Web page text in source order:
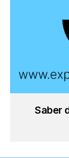
Saber